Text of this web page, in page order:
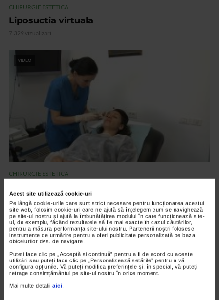
Acest site utilizează cookie-uri
Pe lângă cookie-urile care sunt strict necesare pentru funcționarea acestui
site web, folosim cookie-uri care ne ajută să înțelegem cum se navighează
pe site-ul nostru și ajută la îmbunătățirea modului în care funcționează site-
ul, de exemplu, făcând rezultatele să fie mai exacte în cazul căutărilor,
pentru a măsura performanța site-ului nostru. Partenerii noștri folosesc
instrumente de urmărire pentru a oferi publicitate personalizată pe baza
obiceiurilor dvs. de navigare.
Puteți face clic pe „Acceptă si continuă” pentru a fi de acord cu aceste
utilizări sau puteți face clic pe „Personalizează setările” pentru a vă
configura opțiunile. Vă puteți modifica preferințele și, în special, vă puteți
retrage consimțământul pe site-ul nostru în orice moment.
Mai multe detalii aici.
CHIRURGIE ESTETICA
Liposuctia virtuala
7.329 vizualizari
VIDEO
CHIRURGIE ESTETICA
7.295 vizualizari
VIDEO